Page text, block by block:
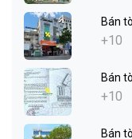
Bán
+10
Bán
+10
Bán